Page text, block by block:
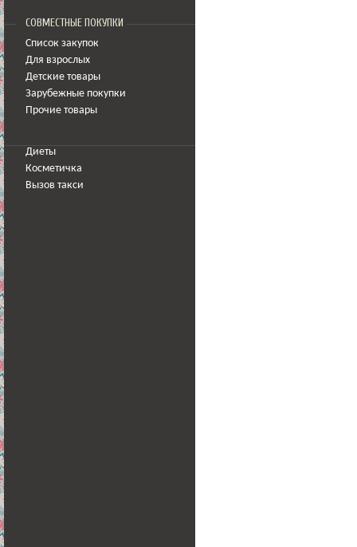
СОВМЕСТНЫЕ ПОКУПКИ
Список закупок
Для взрослых
Детские товары
Зарубежные покупки
Прочие товары
Диеты
Косметичка
Вызов такси